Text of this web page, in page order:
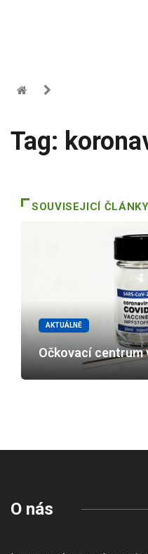
Tag:
SOUVISEJICÍ
AKTUÁLNĚ
Očkovací centrum
O nás